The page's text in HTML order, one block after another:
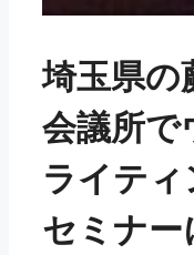
埼玉県の
会議所で
ライテ
セミナー